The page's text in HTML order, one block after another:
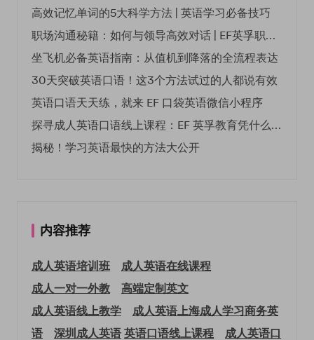
高效记忆单词的5大科学方法 | 英语学习必备技巧
职场沟通秘籍：如何与领导高效对话 | EF英孚职场指南
坐飞机必备英语指南：从值机到降落的全流程表达
30天突破英语口语！这3个方法试过的人都说有效
英语口语天天练，就来 EF 口袋英语微信小程序
探寻成人英语口语线上课程：EF 英孚教育凭什么领航
揭秘！学习英语最快的方法大公开
内容推荐
成人英语培训班
成人英语在线课程
成人一对一外教
高端定制英文
成人英语线上教学
成人英语上海成人学习商务英
语
深圳成人英语英语口语线上课程 成人英语口